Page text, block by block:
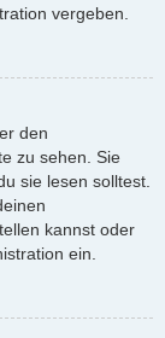
vergeben.
den
zu sehen. Sie
sie lesen solltest.
kannst oder
ein.